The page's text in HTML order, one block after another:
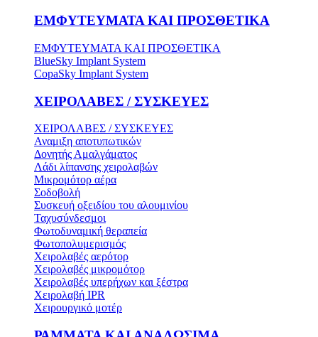
ΕΜΦΥΤΕΥΜΑΤΑ ΚΑΙ ΠΡΟΣΘΕΤΙΚΑ
ΕΜΦΥΤΕΥΜΑΤΑ ΚΑΙ ΠΡΟΣΘΕΤΙΚΑ
BlueSky Implant System
CopaSky Implant System
ΧΕΙΡΟΛΑΒΕΣ / ΣΥΣΚΕΥΕΣ
ΧΕΙΡΟΛΑΒΕΣ / ΣΥΣΚΕΥΕΣ
Αναμιξη αποτυπωτικών
Δονητής Αμαλγάματος
Λάδι λίπανσης χειρολαβών
Μικρομότορ αέρα
Σοδοβολή
Συσκευή οξειδίου του αλουμινίου
Ταχυσύνδεσμοι
Φωτοδυναμική θεραπεία
Φωτοπολυμερισμός
Χειρολαβές αερότορ
Χειρολαβές μικρομότορ
Χειρολαβές υπερήχων και ξέστρα
Χειρολαβή IPR
Χειρουργικό μοτέρ